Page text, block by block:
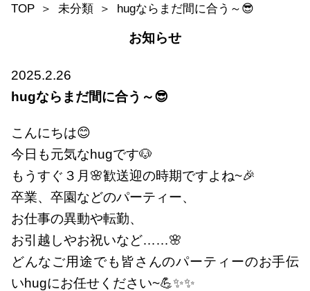
TOP 未分類 hugならまだ間に合う～😎
お知らせ
2025.2.26
hugならまだ間に合う～😎
こんにちは😊
今日も元気なhugです🐶
もうすぐ３月🌸歓送迎の時期ですよね~🎉
卒業、卒園などのパーティー、
お仕事の異動や転勤、
お引越しやお祝いなど……🌸
どんなご用途でも皆さんのパーティーのお手伝
いhugにお任せください~💪✨✨